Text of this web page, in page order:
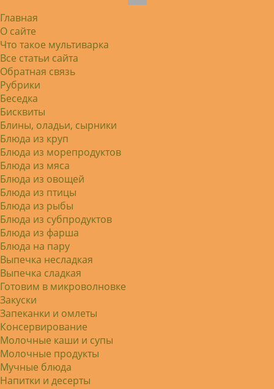
готовила и сырую курочку, и…
Света
Советую простой рецепт как готовили
наши бабушки, на 5 минут…
Главная
О сайте
Что такое мультиварка
Все статьи сайта
Обратная связь
Рубрики
Беседка
Бисквиты
Блины, оладьи, сырники
Блюда из круп
Блюда из морепродуктов
Блюда из мяса
Блюда из овощей
Блюда из птицы
Блюда из рыбы
Блюда из субпродуктов
Блюда из фарша
Блюда на пару
Выпечка несладкая
Выпечка сладкая
Готовим в микроволновке
Закуски
Запеканки и омлеты
Консервирование
Молочные каши и супы
Молочные продукты
Мучные блюда
Напитки и десерты